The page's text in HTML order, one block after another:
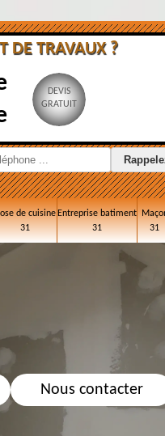
DE TRAVAUX ?
DEVIS
GRATUIT
de cuisine
31
Entreprise batiment
31
31
Nous contacter